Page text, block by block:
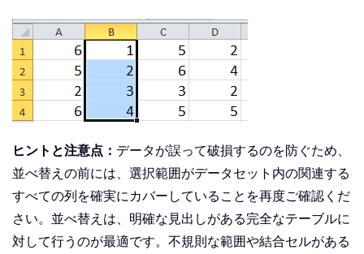
ヒントと注意点： データが誤って破損するのを防ぐため、
並べ替えの前には、選択範囲がデータセット内の関連する
すべての列を確実にカバーしていることを再度ご確認くだ
さい。並べ替えは、明確な見出しがある完全なテーブルに
対して行うのが最適です。不規則な範囲や結合セルがある